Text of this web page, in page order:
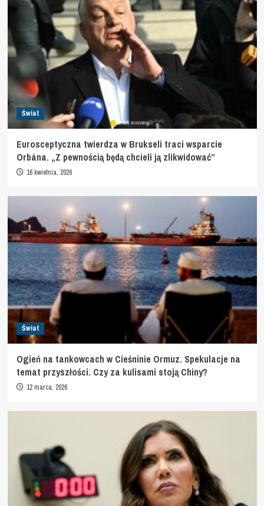
Świat
Eurosceptyczna twierdza w Brukseli traci wsparcie
Orbána. „Z pewnością będą chcieli ją zlikwidować”
16 kwietnia, 2026
Świat
Ogień na tankowcach w Cieśninie Ormuz. Spekulacje na
temat przyszłości. Czy za kulisami stoją Chiny?
12 marca, 2026